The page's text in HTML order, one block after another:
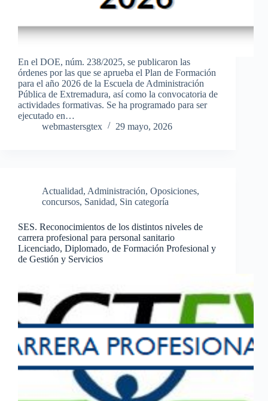
En el DOE, núm. 238/2025, se publicaron las
órdenes por las que se aprueba el Plan de Formación
para el año 2026 de la Escuela de Administración
Pública de Extremadura, así como la convocatoria de
actividades formativas. Se ha programado para ser
ejecutado en…
webmastersgtex
29 mayo, 2026
Actualidad, Administración, Oposiciones,
concursos, Sanidad, Sin categoría
SES. Reconocimientos de los distintos niveles de
carrera profesional para personal sanitario
Licenciado, Diplomado, de Formación Profesional y
de Gestión y Servicios